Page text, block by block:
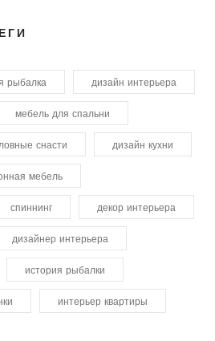
рыбалка дизайн интерьера
мебель для спальни
снасти дизайн кухни
мебель
спиннинг декор интерьера
дизайнер интерьера
история рыбалки
интерьер квартиры